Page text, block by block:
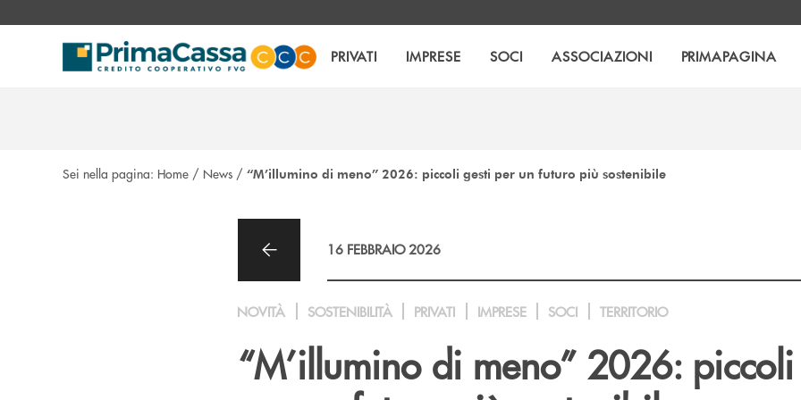
PRIVATI IMPRESE SOCI ASSOCIAZIONI PRIMAPAGINA
Sei nella pagina: Home / News / “M’illumino di meno” 2026: piccoli gesti per un futuro più sostenibile
16 FEBBRAIO 2026
NOVITÀ SOSTENIBILITÀ PRIVATI IMPRESE SOCI TERRITORIO
“M’illumino di meno” 2026: